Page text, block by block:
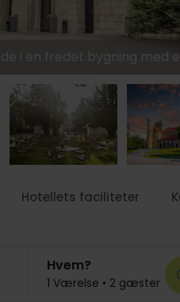
i en fredet bygning med
Hotellets faciliteter
Hvem?
1 Værelse • 2 gæster